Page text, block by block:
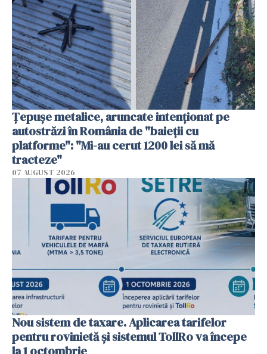
Țepușe metalice, aruncate intenționat pe
autostrăzi în România de "baieții cu
platforme": "Mi-au cerut 1200 lei să mă
tracteze"
07 AUGUST 2026
Nou sistem de taxare. Aplicarea tarifelor
pentru rovinietă şi sistemul TollRo va începe